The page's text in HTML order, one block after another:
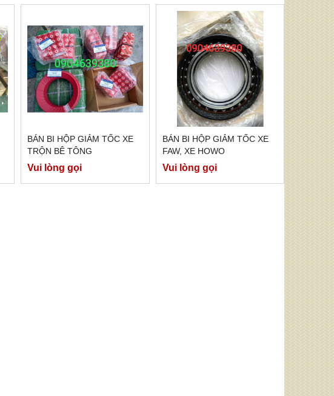
BÁN BI HỘP GIẢM TỐC XE
TRỘN BÊ TÔNG
Vui lòng gọi
BÁN BI HỘP GIẢM TỐC XE
FAW, XE HOWO
Vui lòng gọi